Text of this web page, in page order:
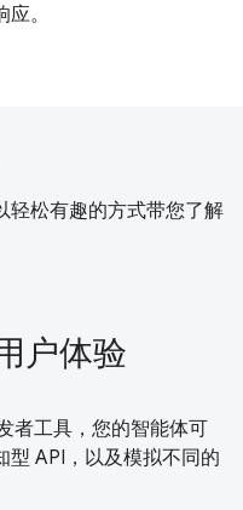
。
轻松有趣的方式带您了解
户体验
者工具，您的智能体可
型 API，以及模拟不同的